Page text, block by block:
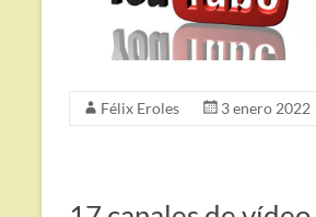
Félix Eroles 3 enero 2022